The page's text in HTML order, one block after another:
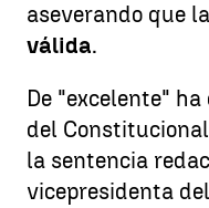
aseverando que
válida.
De "excelente"
del
la sentencia
vicepresidenta